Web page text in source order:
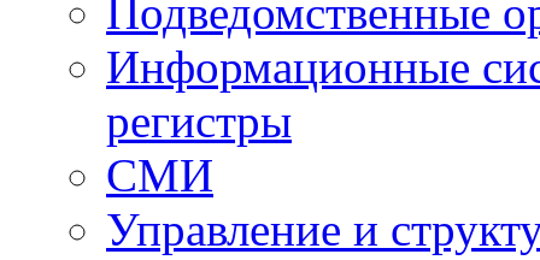
Подведомственные
Информационные
регистры
СМИ
Управление и